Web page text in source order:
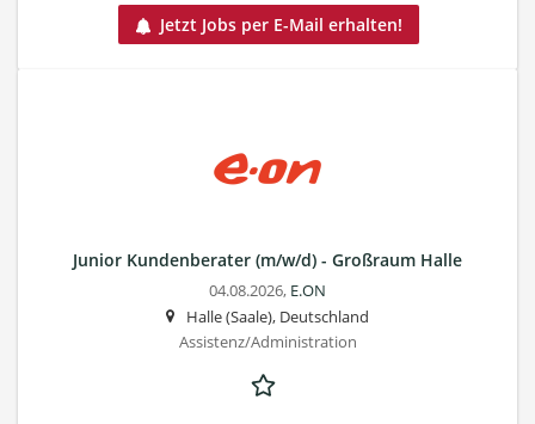
Jetzt Jobs per E-Mail erhalten!
Junior Kundenberater (m/w/d) - Großraum Halle
04.08.2026, E.ON
Halle (Saale), Deutschland
Assistenz/Administration